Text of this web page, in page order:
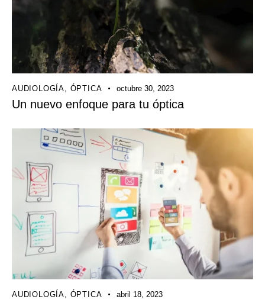
AUDIOLOGÍA, ÓPTICA octubre 30, 2023
Un nuevo enfoque para tu óptica
AUDIOLOGÍA, ÓPTICA abril 18, 2023